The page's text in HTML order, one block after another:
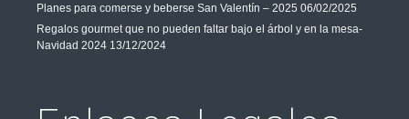
Planes para comerse y beberse San Valentín – 2025 06/02/2025
Regalos gourmet que no pueden faltar bajo el árbol y en la mesa-
Navidad 2024 13/12/2024